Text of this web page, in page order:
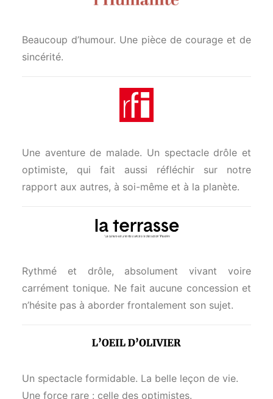
Beaucoup d’humour. Une pièce de courage et de
sincérité.
Une aventure de malade. Un spectacle drôle et
optimiste, qui fait aussi réfléchir sur notre
rapport aux autres, à soi-même et à la planète.
Rythmé et drôle, absolument vivant voire
carrément tonique. Ne fait aucune concession et
n’hésite pas à aborder frontalement son sujet.
Un spectacle formidable. La belle leçon de vie.
Une force rare : celle des optimistes.